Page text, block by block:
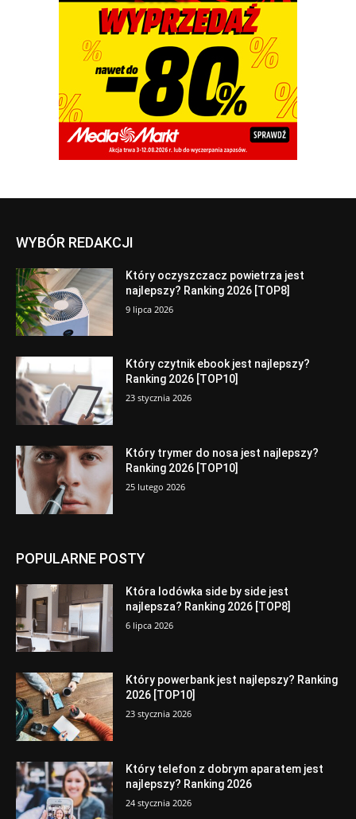
WYBÓR REDAKCJI
Który oczyszczacz powietrza jest
najlepszy? Ranking 2026 [TOP8]
9 lipca 2026
Który czytnik ebook jest najlepszy?
Ranking 2026 [TOP10]
23 stycznia 2026
Który trymer do nosa jest najlepszy?
Ranking 2026 [TOP10]
25 lutego 2026
POPULARNE POSTY
Która lodówka side by side jest
najlepsza? Ranking 2026 [TOP8]
6 lipca 2026
Który powerbank jest najlepszy? Ranking
2026 [TOP10]
23 stycznia 2026
Który telefon z dobrym aparatem jest
najlepszy? Ranking 2026
24 stycznia 2026